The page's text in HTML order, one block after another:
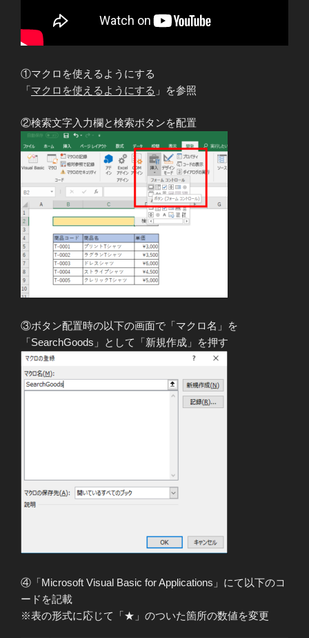
①マクロを使えるようにする
「マクロを使えるようにする 」を参照
②検索文字入力欄と検索ボタンを配置
③ボタン配置時の以下の画面で「マクロ名」を
「SearchGoods」として「新規作成」を押す
④「Microsoft Visual Basic for Applications」にて以下のコ
ードを記載
※表の形式に応じて「★」のついた箇所の数値を変更